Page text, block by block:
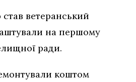
ветеранський
на першому
ради.
коштом